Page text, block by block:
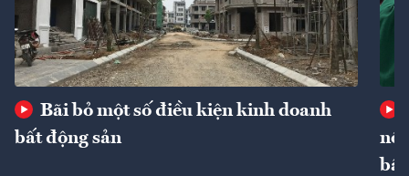
Bãi bỏ một số điều kiện kinh doanh
bất động sản